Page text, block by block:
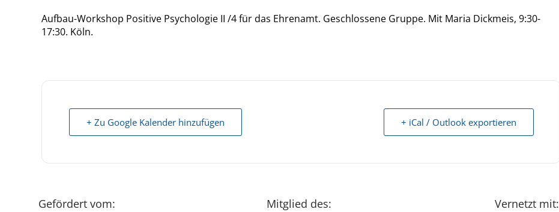
Aufbau-Workshop Positive Psychologie II /4 für das Ehrenamt. Geschlossene Gruppe. Mit Maria Dickmeis, 9:30-
17:30. Köln.
+ Zu Google Kalender hinzufügen + iCal / Outlook exportieren
Gefördert vom: Mitglied des:
Vernetzt mit: